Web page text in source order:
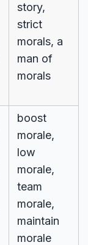
story,
strict
morals, a
man of
morals
boost
morale,
low
morale,
team
morale,
maintain
morale